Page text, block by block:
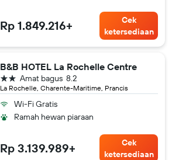
Rp 1.849.216+
Cek
ketersediaan
B&B HOTEL La Rochelle Centre
La Rochelle, Charente-Maritime, Prancis
8.2
Amat bagus
bintang 2
Wi-Fi Gratis
Ramah hewan piaraan
Rp 3.139.989+
Cek
ketersediaan